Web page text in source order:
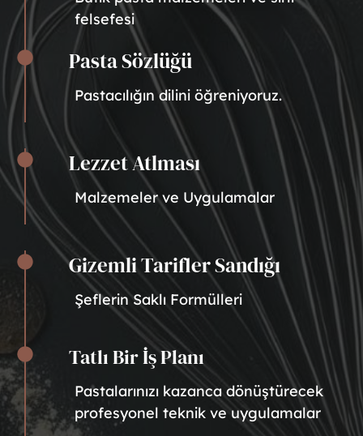
felsefesi
Pasta Sözlüğü
Pastacılığın dilini öğreniyoruz.
Lezzet Atlması
Malzemeler ve Uygulamalar
Gizemli Tarifler Sandığı
Şeflerin Saklı Formülleri
Tatlı Bir İş Planı
Pastalarınızı kazanca dönüştürecek
profesyonel teknik ve uygulamalar